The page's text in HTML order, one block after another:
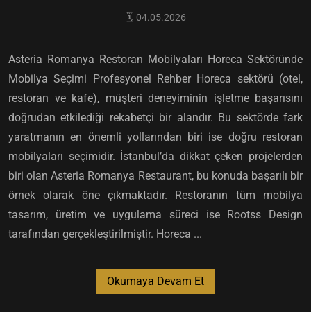
🗓️ 04.05.2026
Asteria Romanya Restoran Mobilyaları Horeca Sektöründe
Mobilya Seçimi Profesyonel Rehber Horeca sektörü (otel,
restoran ve kafe), müşteri deneyiminin işletme başarısını
doğrudan etkilediği rekabetçi bir alandır. Bu sektörde fark
yaratmanın en önemli yollarından biri ise doğru restoran
mobilyaları seçimidir. İstanbul’da dikkat çeken projelerden
biri olan Asteria Romanya Restaurant, bu konuda başarılı bir
örnek olarak öne çıkmaktadır. Restoranın tüm mobilya
tasarım, üretim ve uygulama süreci ise Rootss Design
tarafından gerçekleştirilmiştir. Horeca ...
Okumaya Devam Et